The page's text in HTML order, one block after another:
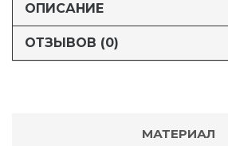
ОПИСАНИЕ
ОТЗЫВОВ (0)
МАТЕРИАЛ